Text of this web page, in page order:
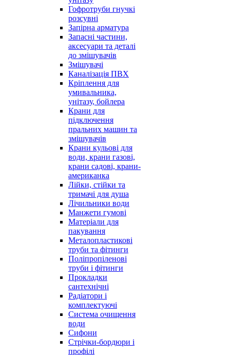
Гофротруби гнучкі
розсувні
Запірна арматура
Запасні частини,
аксесуари та деталі
до змішувачів
Змішувачі
Каналізація ПВХ
Кріплення для
умивальника,
унітазу, бойлера
Крани для
підключення
пральних машин та
змішувачів
Крани кульові для
води, крани газові,
крани садові, крани-
американка
Лійки, стійки та
тримачі для душа
Лічильники води
Манжети гумові
Матеріали для
пакування
Металопластикові
труби та фітинги
Поліпропіленові
труби і фітинги
Прокладки
сантехнічні
Радіатори і
комплектуючі
Система очищення
води
Сифони
Стрічки-бордюри і
профілі